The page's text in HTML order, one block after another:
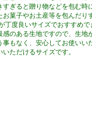
すぎると贈り物などを包む時
菓子やお土産等を包んだり
丁度良いサイズでおすすめで
感のある生地ですので、生地
もなく、安心してお使いい
ただけるサイズです。